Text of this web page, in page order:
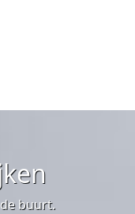
buurt.